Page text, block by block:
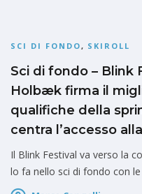
SCI DI FONDO, SKIROLL
Sci di fondo – Blink
Holbæk firma il
qualifiche della
centra l’accesso
Il Blink Festival va verso la
lo fa nello sci di fondo con